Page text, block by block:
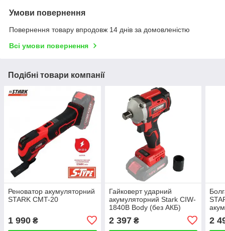
Умови повернення
Повернення товару впродовж 14 днів за домовленістю
Всі умови повернення
Подібні товари компанії
Реноватор акумуляторний
STARK CMT-20
1 990 ₴
Гайковерт ударний
акумуляторний Stark CIW-
1840B Body (без АКБ)
2 397₴ 2